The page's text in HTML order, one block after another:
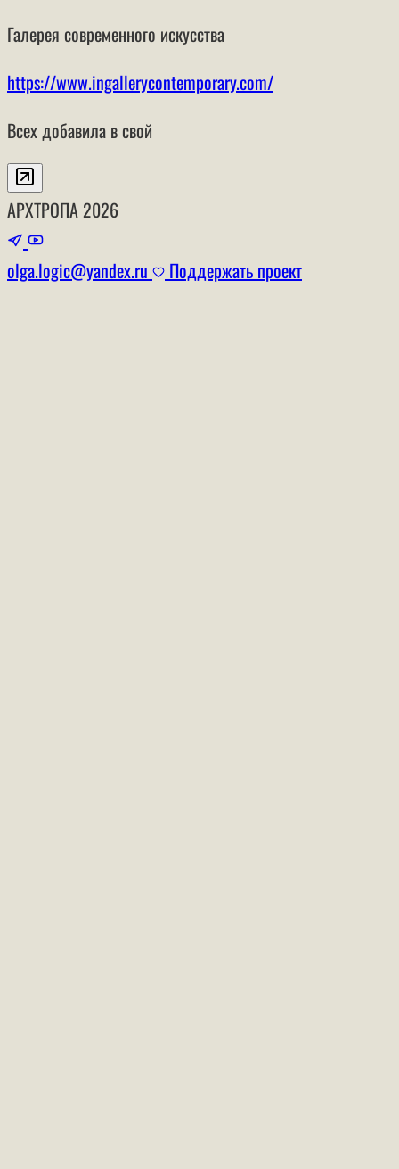
Галерея современного искусства
https://www.ingallerycontemporary.com/
Всех добавила в свой
АРХТРОПА 2026
olga.logic@yandex.ru Поддержать проект